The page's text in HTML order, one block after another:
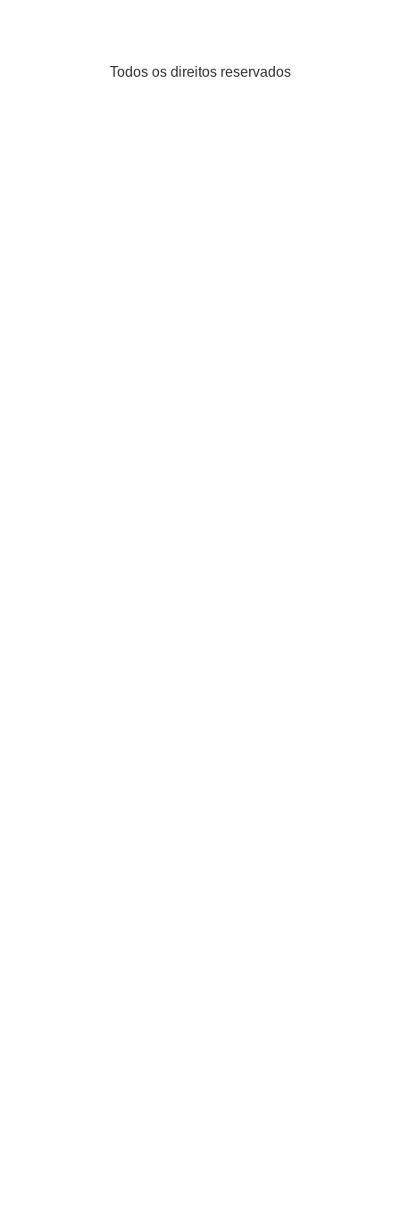
Todos os direitos reservados